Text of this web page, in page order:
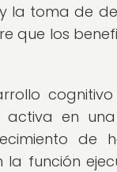
la toma de
que los
activa en
de
la función